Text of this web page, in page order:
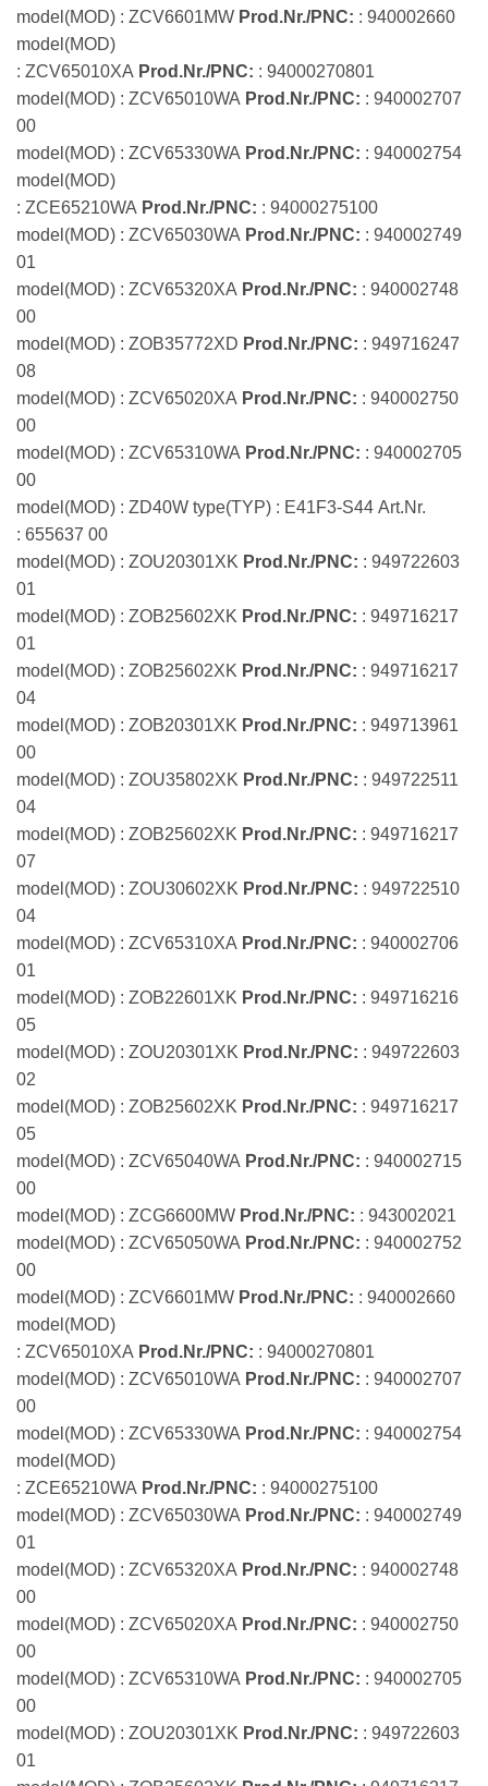
model(MOD) : ZCV6601MW Prod.Nr./PNC: : 940002660
model(MOD)
: ZCV65010XA Prod.Nr./PNC: : 94000270801
model(MOD) : ZCV65010WA Prod.Nr./PNC: : 940002707
00
model(MOD) : ZCV65330WA Prod.Nr./PNC: : 940002754
model(MOD)
: ZCE65210WA Prod.Nr./PNC: : 94000275100
model(MOD) : ZCV65030WA Prod.Nr./PNC: : 940002749
01
model(MOD) : ZCV65320XA Prod.Nr./PNC: : 940002748
00
model(MOD) : ZOB35772XD Prod.Nr./PNC: : 949716247
08
model(MOD) : ZCV65020XA Prod.Nr./PNC: : 940002750
00
model(MOD) : ZCV65310WA Prod.Nr./PNC: : 940002705
00
model(MOD) : ZD40W type(TYP) : E41F3-S44 Art.Nr.
: 655637 00
model(MOD) : ZOU20301XK Prod.Nr./PNC: : 949722603
01
model(MOD) : ZOB25602XK Prod.Nr./PNC: : 949716217
01
model(MOD) : ZOB25602XK Prod.Nr./PNC: : 949716217
04
model(MOD) : ZOB20301XK Prod.Nr./PNC: : 949713961
00
model(MOD) : ZOU35802XK Prod.Nr./PNC: : 949722511
04
model(MOD) : ZOB25602XK Prod.Nr./PNC: : 949716217
07
model(MOD) : ZOU30602XK Prod.Nr./PNC: : 949722510
04
model(MOD) : ZCV65310XA Prod.Nr./PNC: : 940002706
01
model(MOD) : ZOB22601XK Prod.Nr./PNC: : 949716216
05
model(MOD) : ZOU20301XK Prod.Nr./PNC: : 949722603
02
model(MOD) : ZOB25602XK Prod.Nr./PNC: : 949716217
05
model(MOD) : ZCV65040WA Prod.Nr./PNC: : 940002715
00
model(MOD) : ZCG6600MW Prod.Nr./PNC: : 943002021
model(MOD) : ZCV65050WA Prod.Nr./PNC: : 940002752
00
model(MOD) : ZCV6601MW Prod.Nr./PNC: : 940002660
model(MOD)
: ZCV65010XA Prod.Nr./PNC: : 94000270801
model(MOD) : ZCV65010WA Prod.Nr./PNC: : 940002707
00
model(MOD) : ZCV65330WA Prod.Nr./PNC: : 940002754
model(MOD)
: ZCE65210WA Prod.Nr./PNC: : 94000275100
model(MOD) : ZCV65030WA Prod.Nr./PNC: : 940002749
01
model(MOD) : ZCV65320XA Prod.Nr./PNC: : 940002748
00
model(MOD) : ZCV65020XA Prod.Nr./PNC: : 940002750
00
model(MOD) : ZCV65310WA Prod.Nr./PNC: : 940002705
00
model(MOD) : ZOU20301XK Prod.Nr./PNC: : 949722603
01